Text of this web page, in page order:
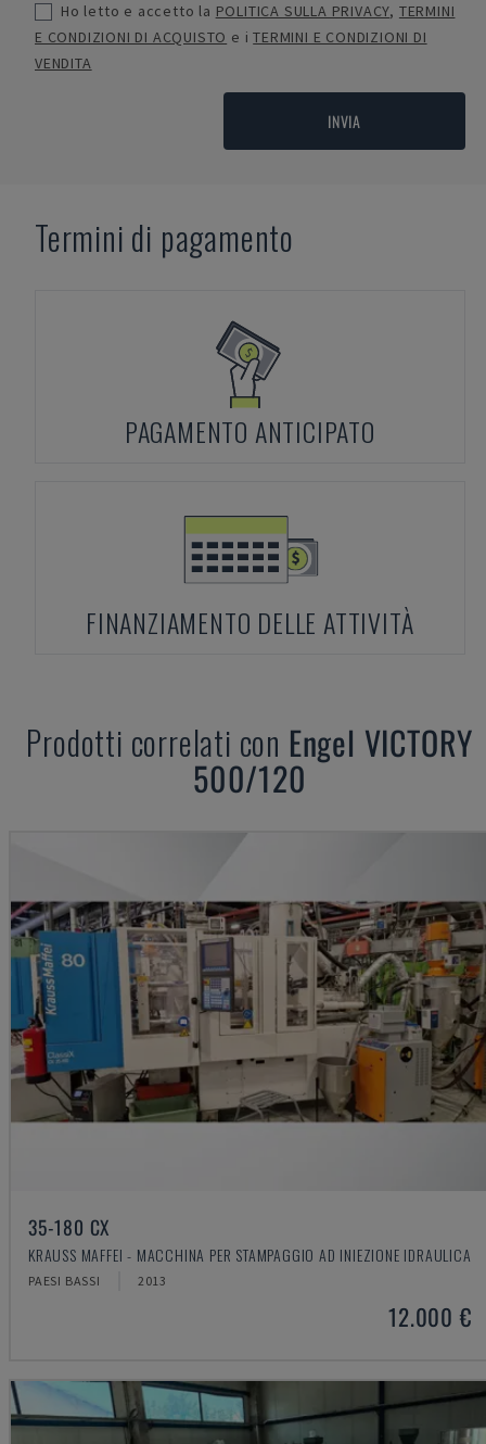
Ho letto e accetto la POLITICA SULLA PRIVACY, TERMINI
E CONDIZIONI DI ACQUISTO e iTERMINI E CONDIZIONI DI
VENDITA
INVIA
Termini di pagamento
PAGAMENTO ANTICIPATO
FINANZIAMENTO DELLE ATTIVITÀ
Prodotti correlati con Engel VICTORY
500/120
35-180 CX
KRAUSS MAFFEI - MACCHINA PER STAMPAGGIO AD INIEZIONE IDRAULICA
PAESI BASSI 2013
12.000 €